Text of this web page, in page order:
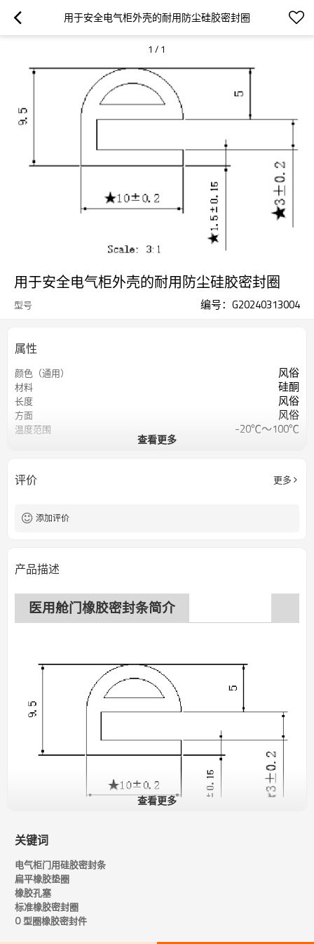
用于安全电气柜外壳的耐用防尘硅胶密封圈
1 / 1
用于安全电气柜外壳的耐用防尘硅胶密封圈
型号 编号：G20240313004
属性
颜色（通用） 风俗
材料 硅酮
长度 风俗
方面 风俗
温度范围 -20℃～100℃
断裂伸长
抗拉强度 ≥12千牛
查看更多
评价 更多
添加评价
产品描述
医用舱门橡胶密封条简介
密封功能
硅橡胶密封条的主要作用是为医疗舱门形成气密和水密屏障。在
医疗应用中，维持受控的内部环境至关重要。该密封条可防止空
气的进出，确保舱内的空气质量、压力和温度保持稳定。这对于
隔离感染患者、维持手术或医疗治疗的无菌环境以及保护敏感医
查看更多
关键词
电气柜门用硅胶密封条
扁平橡胶垫圈
橡胶孔塞
标准橡胶密封圈
O 型圈橡胶密封件